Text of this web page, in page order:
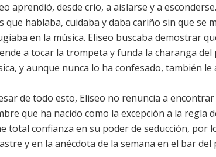
aprendió, desde crío, a aislarse y a
que hablaba, cuidaba y daba cariño sin que se
en la música. Eliseo buscaba demostrar
a tocar la trompeta y funda la charanga
y aunque nunca lo ha confesado, también
de todo esto, Eliseo no renuncia a
que ha nacido como la excepción a la regla
total confianza en su poder de seducción, por
y en la anécdota de la semana en el bar del